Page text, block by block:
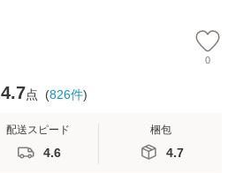
0
4.7点 (826件)
配送スピード
4.6
梱包
4.7